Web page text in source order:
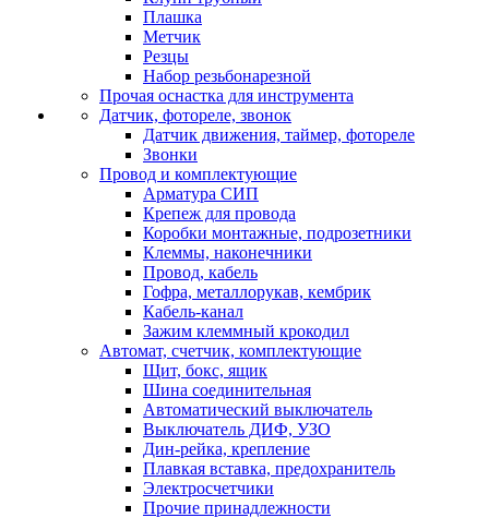
Плашка
Метчик
Резцы
Набор резьбонарезной
Прочая оснастка для инструмента
Датчик, фотореле, звонок
Датчик движения, таймер, фотореле
Звонки
Провод и комплектующие
Арматура СИП
Крепеж для провода
Коробки монтажные, подрозетники
Клеммы, наконечники
Провод, кабель
Гофра, металлорукав, кембрик
Кабель-канал
Зажим клеммный крокодил
Автомат, счетчик, комплектующие
Щит, бокс, ящик
Шина соединительная
Автоматический выключатель
Выключатель ДИФ, УЗО
Дин-рейка, крепление
Плавкая вставка, предохранитель
Электросчетчики
Прочие принадлежности